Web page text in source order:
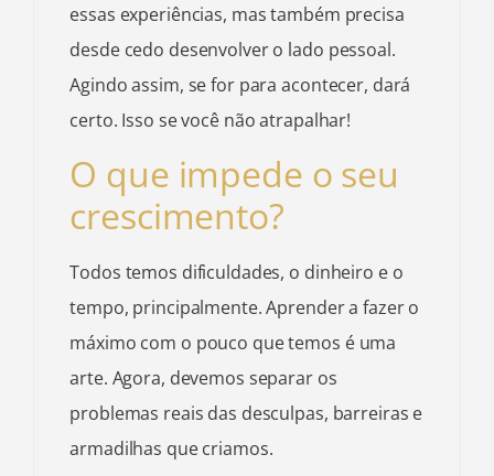
essas experiências, mas também precisa
desde cedo desenvolver o lado pessoal.
Agindo assim, se for para acontecer, dará
certo. Isso se você não atrapalhar!
O que impede o seu
crescimento?
Todos temos dificuldades, o dinheiro e o
tempo, principalmente. Aprender a fazer o
máximo com o pouco que temos é uma
arte. Agora, devemos separar os
problemas reais das desculpas, barreiras e
armadilhas que criamos.